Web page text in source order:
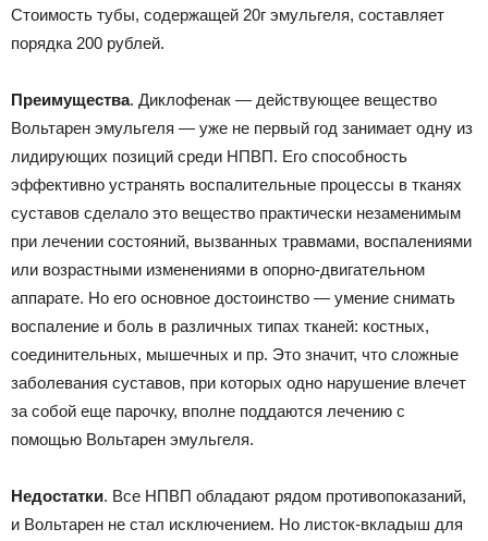
Стоимость тубы, содержащей 20г эмульгеля, составляет
порядка 200 рублей.
Преимущества. Диклофенак — действующее вещество
Вольтарен эмульгеля — уже не первый год занимает одну из
лидирующих позиций среди НПВП. Его способность
эффективно устранять воспалительные процессы в тканях
суставов сделало это вещество практически незаменимым
при лечении состояний, вызванных травмами, воспалениями
или возрастными изменениями в опорно-двигательном
аппарате. Но его основное достоинство — умение снимать
воспаление и боль в различных типах тканей: костных,
соединительных, мышечных и пр. Это значит, что сложные
заболевания суставов, при которых одно нарушение влечет
за собой еще парочку, вполне поддаются лечению с
помощью Вольтарен эмульгеля.
Недостатки. Все НПВП обладают рядом противопоказаний,
и Вольтарен не стал исключением. Но листок-вкладыш для